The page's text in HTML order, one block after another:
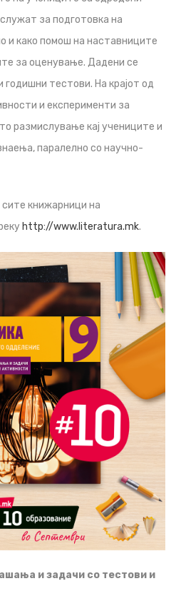
за подготовка на
и како помош на наставниците
за оценување. Дадени се
тестови. На крајот од
и експерименти за
размислување кај учениците и
паралелно со научно-
книжарници на
http://www.literatura.mk.
и задачи со тестови и